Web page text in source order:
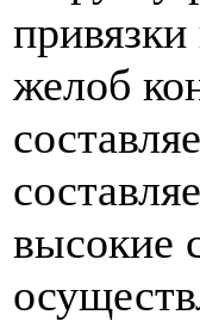
желоб
высокие